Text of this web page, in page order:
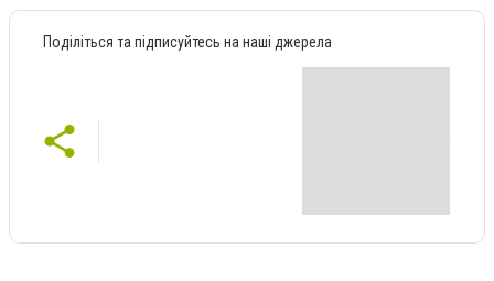
Поділіться та підписуйтесь на наші джерела